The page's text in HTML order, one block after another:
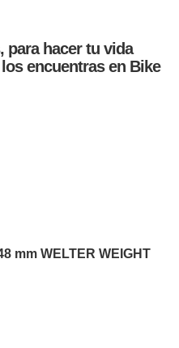
para hacer tu vida
encuentras en Bike
mm WELTER WEIGHT